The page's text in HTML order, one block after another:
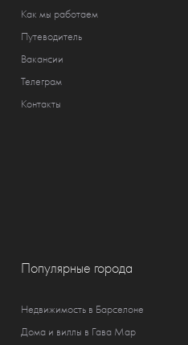
Как мы работаем
Путеводитель
Вакансии
Телеграм
Контакты
Популярные города
Недвижимость в Барселоне
Дома и виллы в Гава Мар